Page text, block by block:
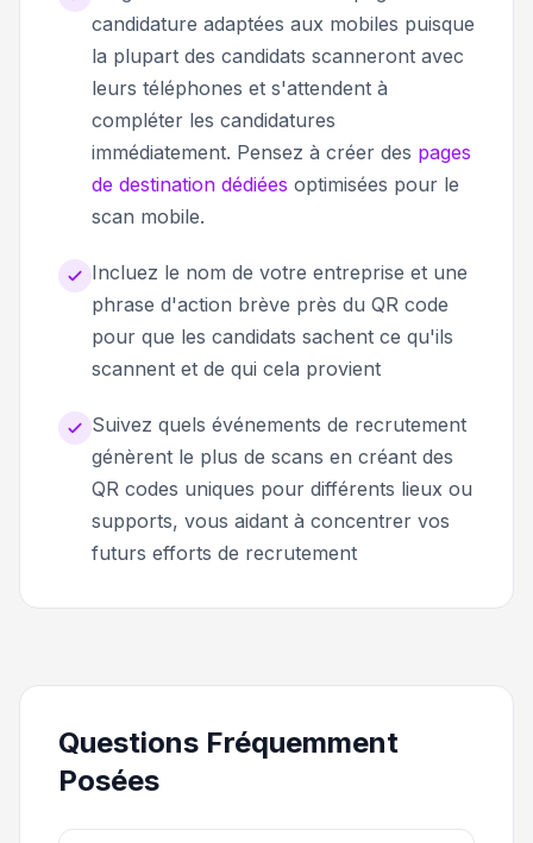
candidature adaptées aux mobiles puisque
la plupart des candidats scanneront avec
leurs téléphones et s'attendent à
compléter les candidatures
immédiatement. Pensez à créer des pages
de destination dédiées optimisées pour le
scan mobile.
Incluez le nom de votre entreprise et une
phrase d'action brève près du QR code
pour que les candidats sachent ce qu'ils
scannent et de qui cela provient
Suivez quels événements de recrutement
génèrent le plus de scans en créant des
QR codes uniques pour différents lieux ou
supports, vous aidant à concentrer vos
futurs efforts de recrutement
Questions Fréquemment
Posées